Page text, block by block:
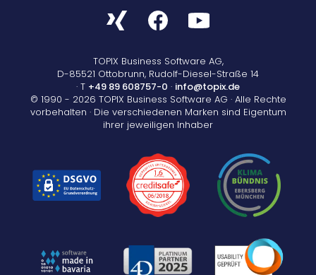
TOPIX Business Software AG,
D-85521 Ottobrunn, Rudolf-Diesel-Straße 14
· T +49 89 608757-0 · info@topix.de
© 1990 - 2026 TOPIX Business Software AG · Alle Rechte
vorbehalten · Die verschiedenen Marken sind Eigentum
ihrer jeweiligen Inhaber